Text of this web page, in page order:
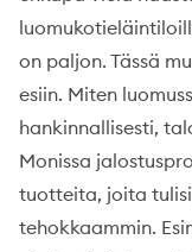
on paljon. Tässä
esiin. Miten
hankinnallisesti,
Monissa
tuotteita, joita
tehokkaammin.